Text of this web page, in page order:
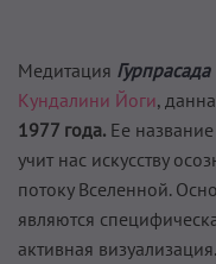
Медитация Гурпрасада
Кундалини Йоги,
1977 года. Ее
учит нас искусству
потоку Вселенной.
являются
активная